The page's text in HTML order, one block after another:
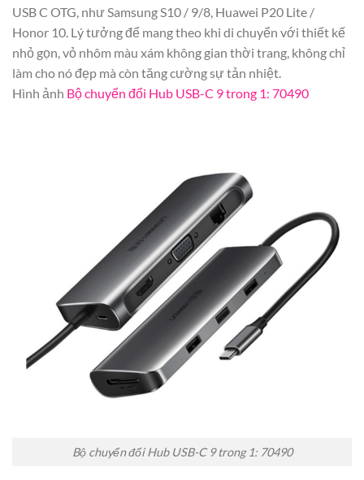
USB C OTG, như Samsung S10 / 9/8, Huawei P20 Lite /
Honor 10. Lý tưởng để mang theo khi di chuyển với thiết kế
nhỏ gọn, vỏ nhôm màu xám không gian thời trang, không chỉ
làm cho nó đẹp mà còn tăng cường sự tản nhiệt.
Hình ảnh Bộ chuyển đổi Hub USB-C 9 trong 1: 70490
Bộ chuyển đổi Hub USB-C 9 trong 1: 70490